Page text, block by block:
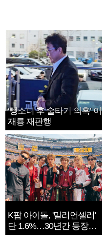
‘뺑소니 후 술타기 의혹’ 이
재룡 재판행
K팝 아이돌, '밀리언셀러'
단 1.6%…30년간 등장
1182개팀 전수조사